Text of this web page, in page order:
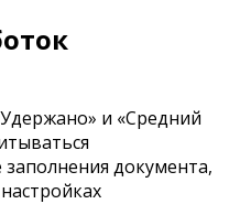
и «Средний
документа,